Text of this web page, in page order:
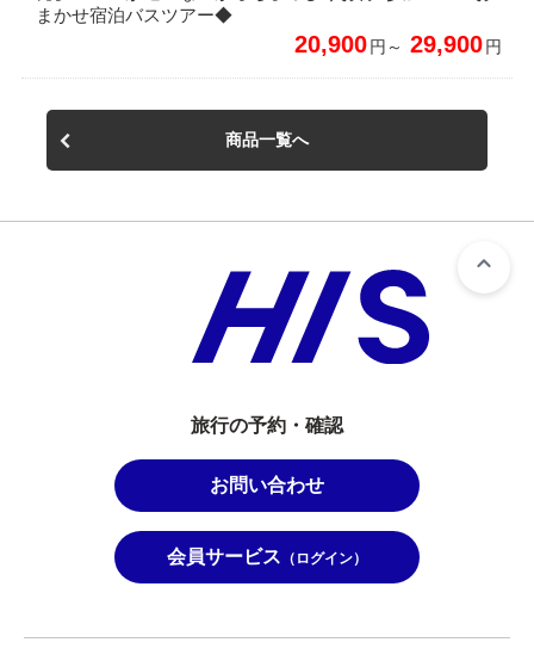
まかせ宿泊バスツアー◆
20,900円～ 29,900円
商品一覧へ
旅行の予約・確認
お問い合わせ
会員サービス （ログイン）